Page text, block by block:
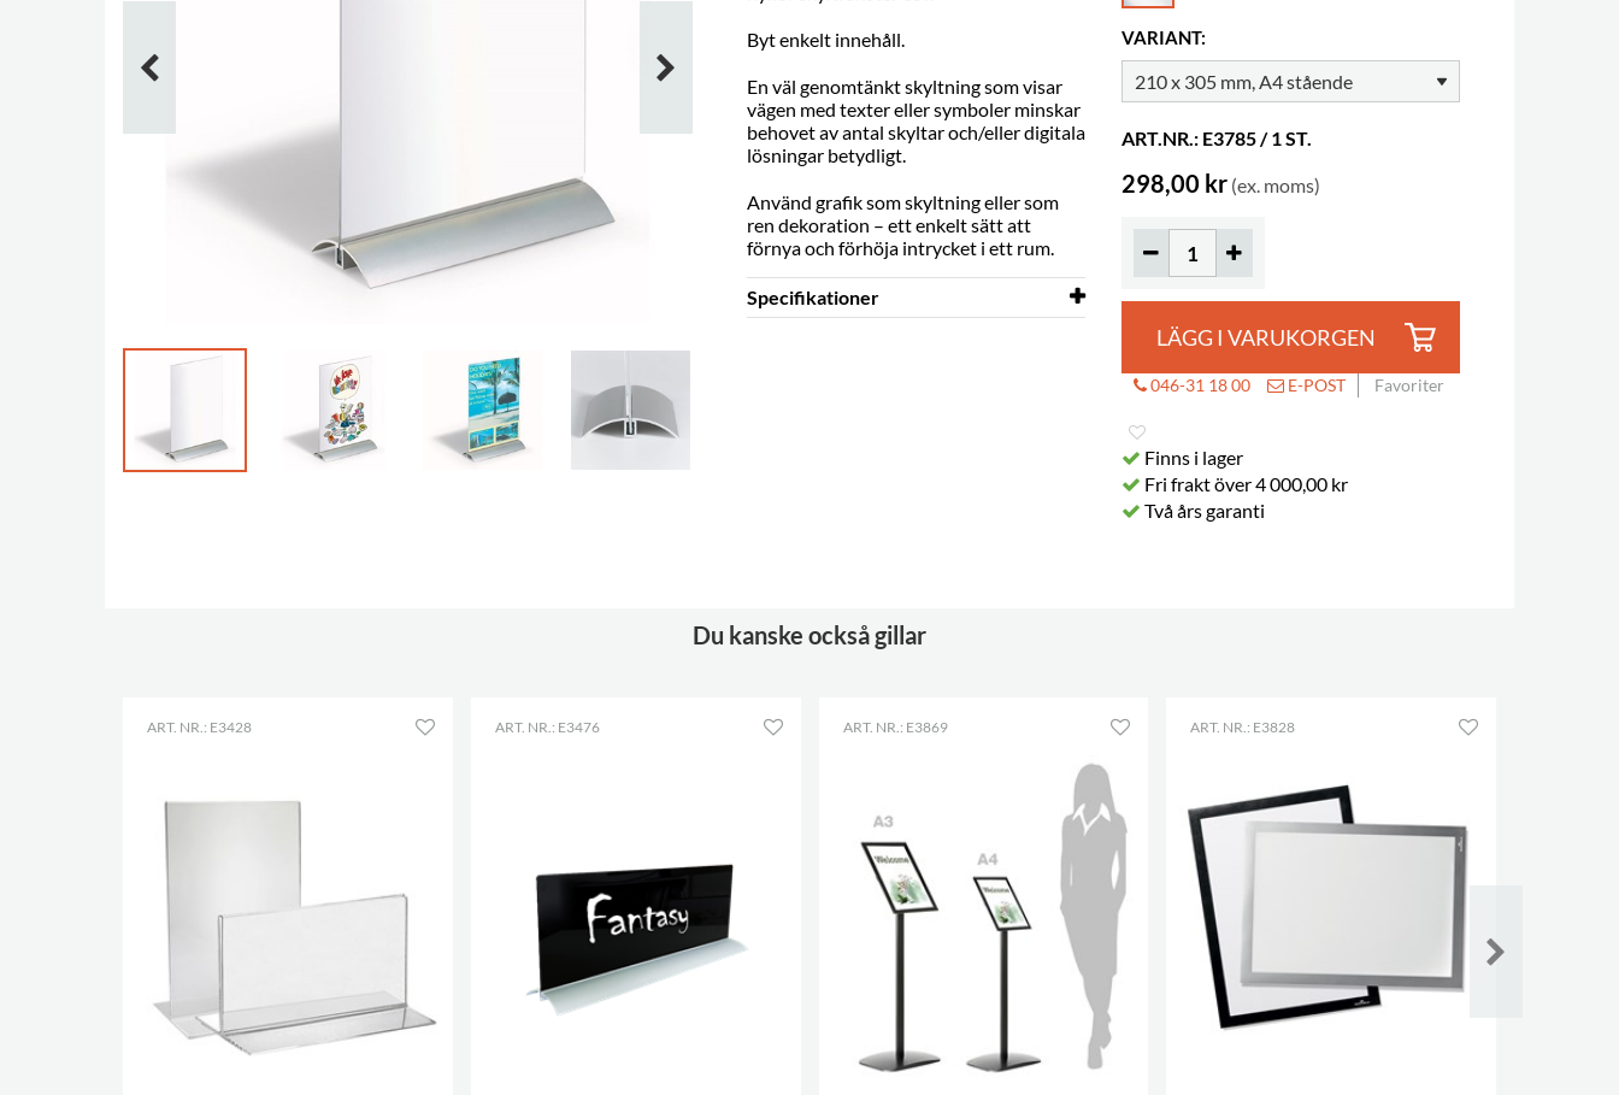
Byt enkelt innehåll.
En väl genomtänkt skyltning som visar
vägen med texter eller symboler minskar
behovet av antal skyltar och/eller digitala
lösningar betydligt.
Använd grafik som skyltning eller som
ren dekoration – ett enkelt sätt att
förnya och förhöja intrycket i ett rum.
Specifikationer
VARIANT:
ART.NR.: E3785 / 1 ST.
298,00 kr (ex. moms)
LÄGG I VARUKORGEN
046-31 18 00 E-POST Favoriter
Finns i lager
Fri frakt över 4 000,00 kr
Två års garanti
Du kanske också gillar
ART. NR.: E3428 ART. NR.: E3476 ART. NR.: E3869 ART. NR.: E3828